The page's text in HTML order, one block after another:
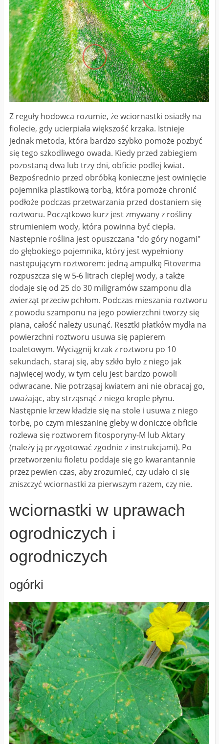
Z reguły hodowca rozumie, że wciornastki osiadły na
fiolecie, gdy ucierpiała większość krzaka. Istnieje
jednak metoda, która bardzo szybko pomoże pozbyć
się tego szkodliwego owada. Kiedy przed zabiegiem
pozostaną dwa lub trzy dni, obficie podlej kwiat.
Bezpośrednio przed obróbką konieczne jest owinięcie
pojemnika plastikową torbą, która pomoże chronić
podłoże podczas przetwarzania przed dostaniem się
roztworu. Początkowo kurz jest zmywany z rośliny
strumieniem wody, która powinna być ciepła.
Następnie roślina jest opuszczana "do góry nogami"
do głębokiego pojemnika, który jest wypełniony
następującym roztworem: jedną ampułkę Fitoverma
rozpuszcza się w 5-6 litrach ciepłej wody, a także
dodaje się od 25 do 30 miligramów szamponu dla
zwierząt przeciw pchłom. Podczas mieszania roztworu
z powodu szamponu na jego powierzchni tworzy się
piana, całość należy usunąć. Resztki płatków mydła na
powierzchni roztworu usuwa się papierem
toaletowym. Wyciągnij krzak z roztworu po 10
sekundach, staraj się, aby szkło było z niego jak
najwięcej wody, w tym celu jest bardzo powoli
odwracane. Nie potrząsaj kwiatem ani nie obracaj go,
uważając, aby strząsnąć z niego krople płynu.
Następnie krzew kładzie się na stole i usuwa z niego
torbę, po czym mieszaninę gleby w doniczce obficie
rozlewa się roztworem fitosporyny-M lub Aktary
(należy ją przygotować zgodnie z instrukcjami). Po
przetworzeniu fioletu poddaje się go kwarantannie
przez pewien czas, aby zrozumieć, czy udało ci się
zniszczyć wciornastki za pierwszym razem, czy nie.
wciornastki w uprawach
ogrodniczych i
ogrodniczych
ogórki